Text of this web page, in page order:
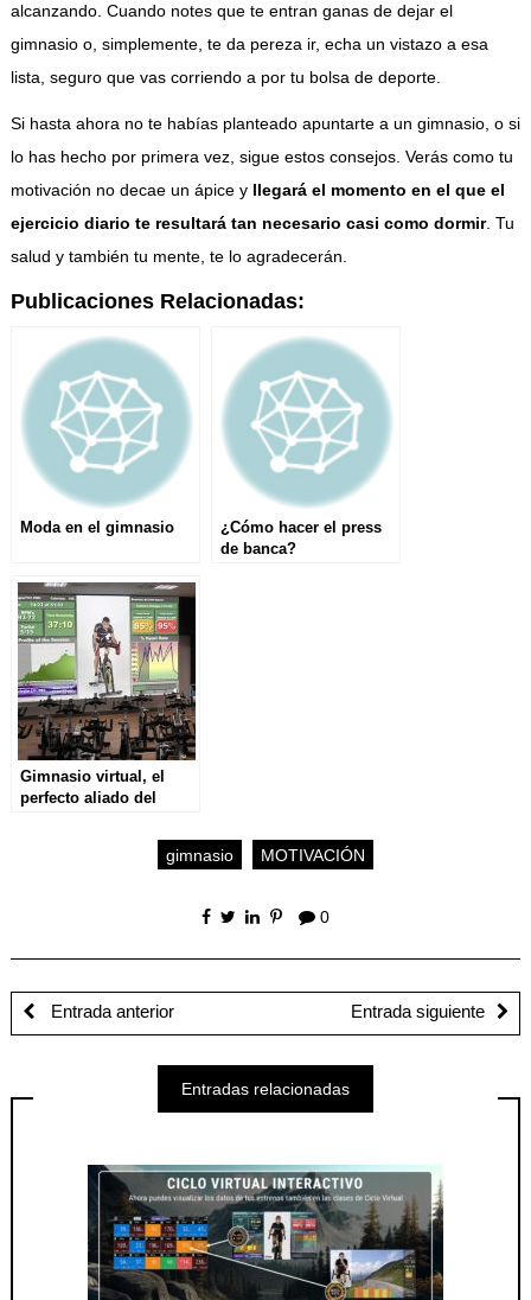
alcanzando. Cuando notes que te entran ganas de dejar el
gimnasio o, simplemente, te da pereza ir, echa un vistazo a esa
lista, seguro que vas corriendo a por tu bolsa de deporte.
Si hasta ahora no te habías planteado apuntarte a un gimnasio, o si
lo has hecho por primera vez, sigue estos consejos. Verás como tu
motivación no decae un ápice y llegará el momento en el que el
ejercicio diario te resultará tan necesario casi como dormir. Tu
salud y también tu mente, te lo agradecerán.
Publicaciones Relacionadas:
Moda en el gimnasio
¿Cómo hacer el press
de banca?
Gimnasio virtual, el
perfecto aliado del
gimnasio MOTIVACIÓN
0
Entrada anterior Entrada siguiente
Entradas relacionadas